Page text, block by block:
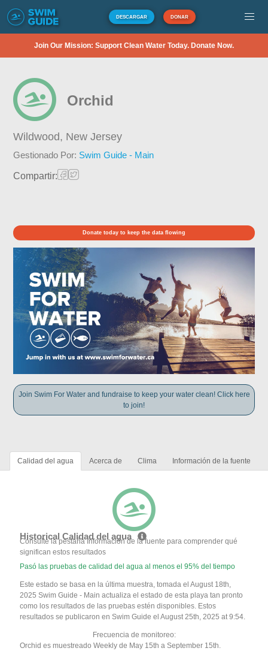
DESCARGAR DONAR
Join Our Mission: Support Clean Water Today. Donate Now.
Orchid
Wildwood, New Jersey
Gestionado Por: Swim Guide - Main
Compartir:
Donate today to keep the data flowing
Join Swim For Water and fundraise to keep your water clean! Click here
to join!
Calidad del agua Acerca de Clima Información de la fuente
Historical Calidad del agua
Consulte la pestaña Información de la fuente para comprender qué
significan estos resultados
Pasó las pruebas de calidad del agua al menos el 95% del tiempo
Este estado se basa en la última muestra, tomada el August 18th,
2025 Swim Guide - Main actualiza el estado de esta playa tan pronto
como los resultados de las pruebas estén disponibles. Estos
resultados se publicaron en Swim Guide el August 25th, 2025 at 9:54.
Frecuencia de monitoreo:
Orchid es muestreado Weekly de May 15th a September 15th.